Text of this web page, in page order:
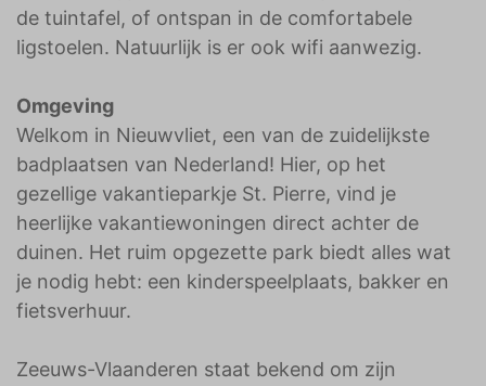
de tuintafel, of ontspan in de comfortabele
ligstoelen. Natuurlijk is er ook wifi aanwezig.
Omgeving
Welkom in Nieuwvliet, een van de zuidelijkste
badplaatsen van Nederland! Hier, op het
gezellige vakantieparkje St. Pierre, vind je
heerlijke vakantiewoningen direct achter de
duinen. Het ruim opgezette park biedt alles wat
je nodig hebt: een kinderspeelplaats, bakker en
fietsverhuur.
Zeeuws-Vlaanderen staat bekend om zijn